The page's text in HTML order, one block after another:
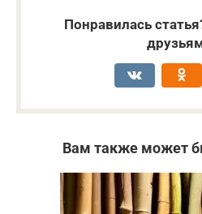
Понравилась
Вам также может